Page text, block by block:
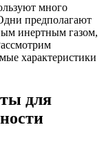
много
предполагают
инертным газом,
характеристики
для